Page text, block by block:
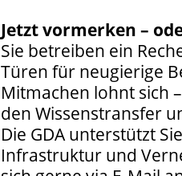
Jetzt vormerken –
Sie betreiben ein
Türen für neugierige
Mitmachen lohnt sich
den Wissenstransfer
Die GDA unterstützt
Infrastruktur und